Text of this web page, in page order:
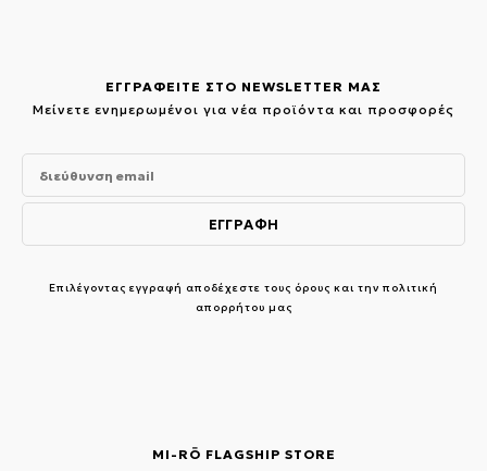
ΕΓΓΡΑΦΕΙΤΕ ΣΤΟ NEWSLETTER ΜΑΣ
Μείνετε ενημερωμένοι για νέα προϊόντα και προσφορές
Επιλέγοντας εγγραφή αποδέχεστε τους όρους και την πολιτική
απορρήτου μας
MI-RŌ FLAGSHIP STORE